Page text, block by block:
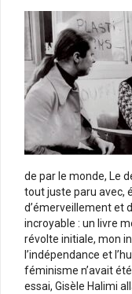
de par le monde, Le
tout juste paru avec,
d’émerveillement et
incroyable : un livre
révolte initiale, mon
l’indépendance et
féminisme n’avait
essai, Gisèle Halimi